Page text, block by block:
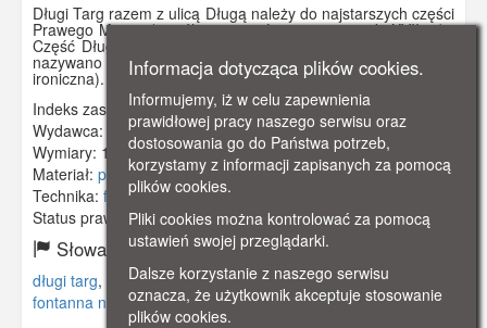
Długi Targ razem z ulicą Długą należy do najstarszych części
Prawego Miasta (wspólna nazwa Langgasse aż do XVII w.) .
Część Długiego Targu między ratuszem a Studnią Neptuna
nazywano w 1653 roku Ferkelmarkt (Prosięcy Targ - nazwa
ironiczna).
Indeks zasobu:GSP00649
Wydawca:
Clara Bernthal, Danzig
Wymiary: 138 x 86 mm
Materiał: pocztówka
Technika: fotografia czarno-biała
Status prawny:Użycie Niekomercyjne
Słowa kluczowe:
długi targ, langemarkt,droga królewska,brama zielona
fontanna neptuna,
Informacja dotycząca plików cookies.
Informujemy, iż w celu zapewnienia
prawidłowej pracy naszego serwisu oraz
dostosowania go do Państwa potrzeb,
korzystamy z informacji zapisanych za pomocą
plików cookies.
Pliki cookies można kontrolować za pomocą
ustawień swojej przeglądarki.
Dalsze korzystanie z naszego serwisu
oznacza, że użytkownik akceptuje stosowanie
plików cookies.